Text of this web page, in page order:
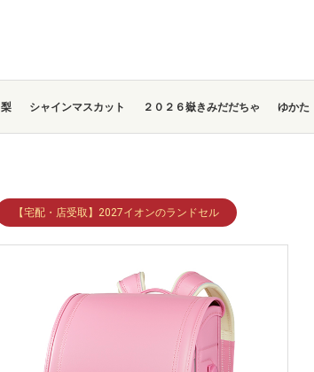
梨 シャインマスカット ２０２６嶽きみだだちゃ ゆかた
【宅配・店受取】2027イオンのランドセル